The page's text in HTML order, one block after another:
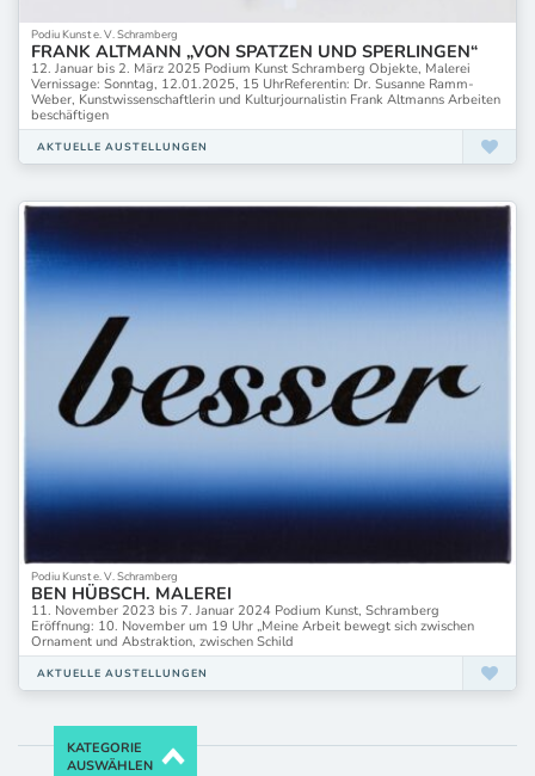
Podiu Kunst e. V. Schramberg
FRANK ALTMANN „VON SPATZEN UND SPERLINGEN“
12. Januar bis 2. März 2025 Podium Kunst Schramberg Objekte, Malerei
Vernissage: Sonntag, 12.01.2025, 15 UhrReferentin: Dr. Susanne Ramm-
Weber, Kunstwissenschaftlerin und Kulturjournalistin Frank Altmanns Arbeiten
beschäftigen
AKTUELLE AUSTELLUNGEN
Podiu Kunst e. V. Schramberg
BEN HÜBSCH. MALEREI
11. November 2023 bis 7. Januar 2024 Podium Kunst, Schramberg
Eröffnung: 10. November um 19 Uhr „Meine Arbeit bewegt sich zwischen
Ornament und Abstraktion, zwischen Schild
AKTUELLE AUSTELLUNGEN
KATEGORIE
AUSWÄHLEN